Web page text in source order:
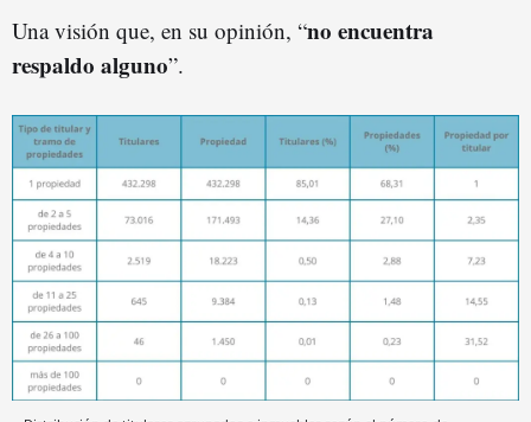
Una visión que, en su opinión, “no encuentra
respaldo alguno”.